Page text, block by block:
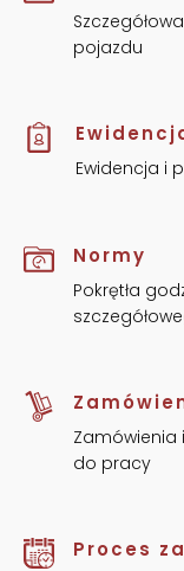
pojazdu
Ewidencja i
Normy
Pokrętła
Zamówienia
do pracy
Proces